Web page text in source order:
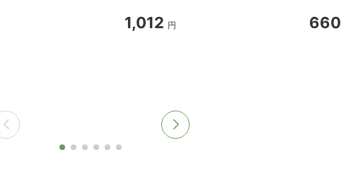
1,012 円 660